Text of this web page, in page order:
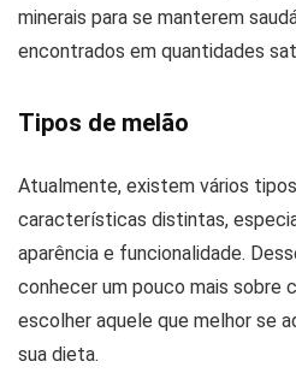
minerais para se manterem
encontrados em quantidades
Tipos de melão
Atualmente, existem vários
características distintas,
aparência e funcionalidade.
conhecer um pouco mais sobre
escolher aquele que melhor se
sua dieta.